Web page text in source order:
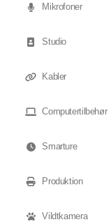
Mikrofoner
Studio
Kabler
Computertilbehør
Smarture
Produktion
Vildtkamera